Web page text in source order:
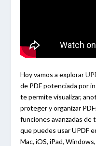
Hoy vamos a explorar
de PDF potenciada por
te permite visualizar,
proteger y organizar
funciones avanzadas de
que puedes usar UPDF
Mac, iOS, iPad,